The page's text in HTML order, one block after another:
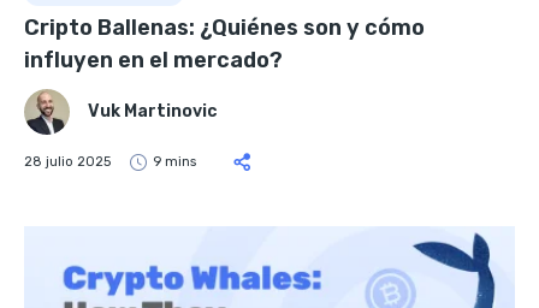
Cripto Ballenas: ¿Quiénes son y cómo
influyen en el mercado?
Vuk Martinovic
28 julio 2025 9 mins